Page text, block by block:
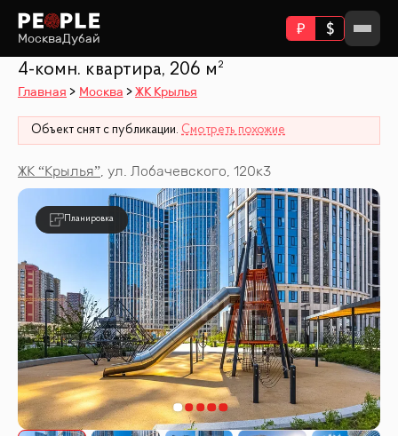
МоскваДубай
4-комн. квартира, 206 м²
Главная Москва ЖК Крылья
Объект снят с публикации. Смотреть похожие
ЖК “Крылья”, ул. Лобачевского, 120к3
Планировка